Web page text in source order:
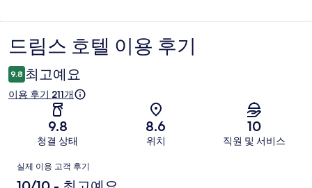
이
용
후
드림스 호텔 이용 후기
9.8 최고예요
이용 후기 211개
9.8
청결 상태
8.6
위치
10
직원 및 서비스
이
실제 이용 고객 후기